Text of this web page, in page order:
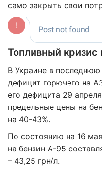
само закрыть свои
Топливный кризис
В Украине в
дефицит горючего на
его дефицита 29
предельные цены на
на 40-43%.
По состоянию на 16
на бензин А-95
– 43,25 грн/л.